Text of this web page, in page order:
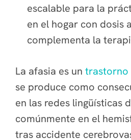
escalable para la
en el hogar con dosis
complementa la
La afasia es un trastorno
se produce como
en las redes lingüísticas
comúnmente en el
tras accidente